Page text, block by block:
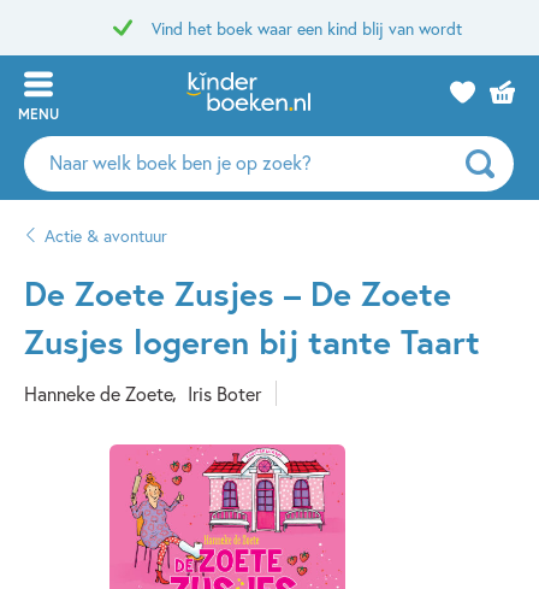
Vind het boek waar een kind blij van wordt
MENU
Zoeken
naar
auteurs
uitgevers
Actie & avontuur
De Zoete Zusjes – De Zoete
Zusjes logeren bij tante Taart
Hanneke de Zoete Iris Boter